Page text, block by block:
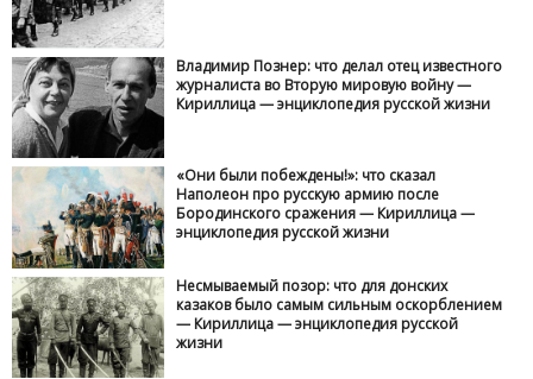
Владимир Познер: что делал отец известного
журналиста во Вторую мировую войну —
Кириллица — энциклопедия русской жизни
«Они были побеждены!»: что сказал
Наполеон про русскую армию после
Бородинского сражения — Кириллица —
энциклопедия русской жизни
Несмываемый позор: что для донских
казаков было самым сильным оскорблением
— Кириллица — энциклопедия русской
жизни